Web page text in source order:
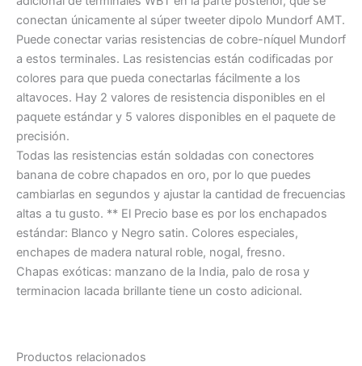
conectan únicamente al súper tweeter dipolo Mundorf AMT.
Puede conectar varias resistencias de cobre-níquel Mundorf
a estos terminales. Las resistencias están codificadas por
colores para que pueda conectarlas fácilmente a los
altavoces. Hay 2 valores de resistencia disponibles en el
paquete estándar y 5 valores disponibles en el paquete de
precisión.
Todas las resistencias están soldadas con conectores
banana de cobre chapados en oro, por lo que puedes
cambiarlas en segundos y ajustar la cantidad de frecuencias
altas a tu gusto. ** El Precio base es por los enchapados
estándar: Blanco y Negro satin. Colores especiales,
enchapes de madera natural roble, nogal, fresno.
Chapas exóticas: manzano de la India, palo de rosa y
terminacion lacada brillante tiene un costo adicional.
Productos relacionados